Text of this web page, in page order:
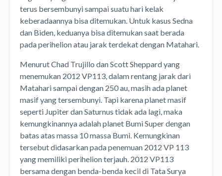
terus bersembunyi sampai suatu hari kelak
keberadaannya bisa ditemukan. Untuk kasus Sedna
dan Biden, keduanya bisa ditemukan saat berada
pada perihelion atau jarak terdekat dengan Matahari.
Menurut Chad Trujillo dan Scott Sheppard yang
menemukan 2012 VP113, dalam rentang jarak dari
Matahari sampai dengan 250 au, masih ada planet
masif yang tersembunyi. Tapi karena planet masif
seperti Jupiter dan Saturnus tidak ada lagi, maka
kemungkinannya adalah planet Bumi Super dengan
batas atas massa 10 massa Bumi. Kemungkinan
tersebut didasarkan pada penemuan 2012 VP 113
yang memiliki perihelion terjauh. 2012 VP113
bersama dengan benda-benda kecil di Tata Surya